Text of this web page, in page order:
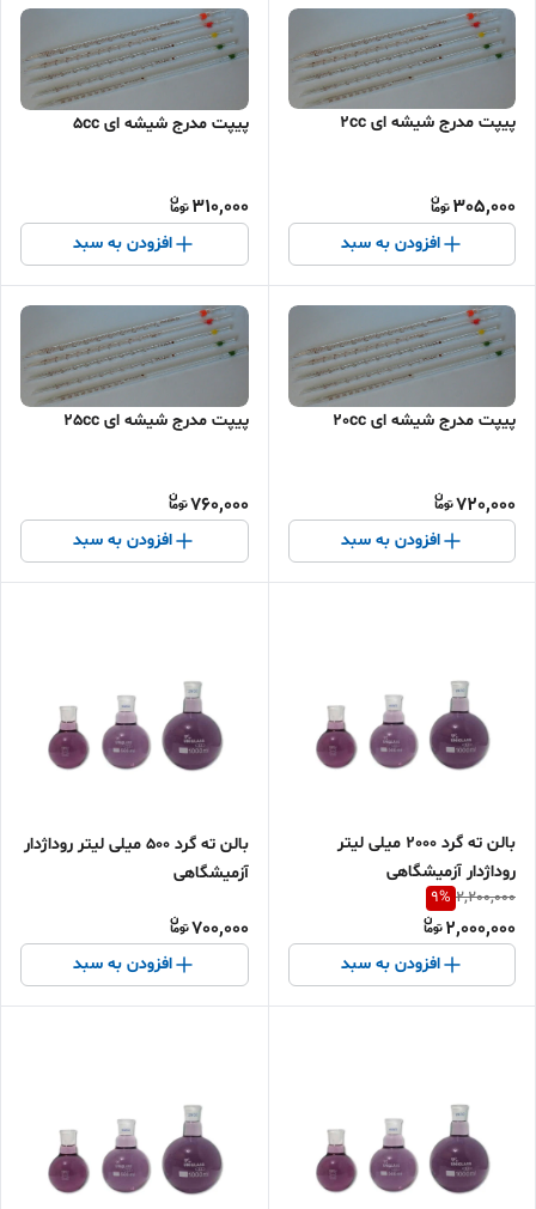
پیپت مدرج شیشه ای 2cc
305,000
افزودن به سبد
پیپت مدرج شیشه ای 5cc
310,000
افزودن به سبد
پیپت مدرج شیشه ای 20cc
720,000
افزودن به سبد
پیپت مدرج شیشه ای 25cc
760,000
افزودن به سبد
بالن ته گرد 2000 میلی لیتر
روداژدار آزمیشگاهی
2,200,000
9%
2,000,000
افزودن به سبد
بالن ته گرد 500 میلی لیتر روداژدار
آزمیشگاهی
700,000
افزودن به سبد